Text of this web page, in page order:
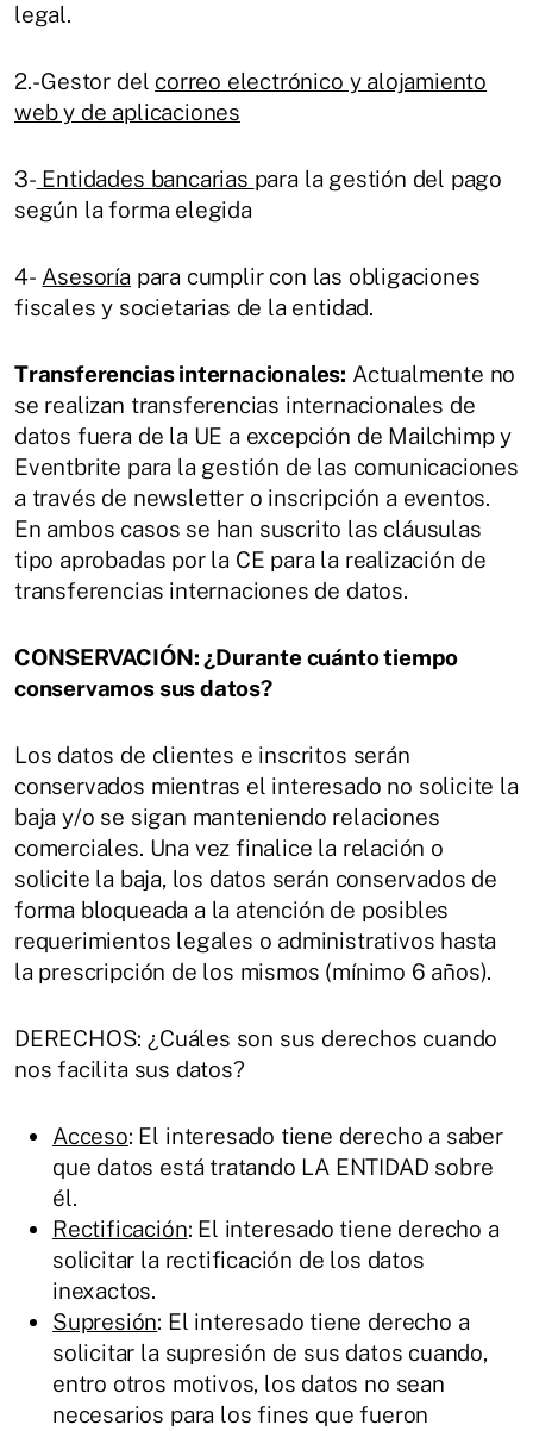
legal.
2.- Gestor del correo electrónico y alojamiento
web y de aplicaciones
3- Entidades bancarias para la gestión del pago
según la forma elegida
4- Asesoría para cumplir con las obligaciones
fiscales y societarias de la entidad.
Transferencias internacionales: Actualmente no
se realizan transferencias internacionales de
datos fuera de la UE a excepción de Mailchimp y
Eventbrite para la gestión de las comunicaciones
a través de newsletter o inscripción a eventos.
En ambos casos se han suscrito las cláusulas
tipo aprobadas por la CE para la realización de
transferencias internaciones de datos.
CONSERVACIÓN: ¿Durante cuánto tiempo
conservamos sus datos?
Los datos de clientes e inscritos serán
conservados mientras el interesado no solicite la
baja y/o se sigan manteniendo relaciones
comerciales. Una vez finalice la relación o
solicite la baja, los datos serán conservados de
forma bloqueada a la atención de posibles
requerimientos legales o administrativos hasta
la prescripción de los mismos (mínimo 6 años).
DERECHOS: ¿Cuáles son sus derechos cuando
nos facilita sus datos?
Acceso: El interesado tiene derecho a saber
que datos está tratando LA ENTIDAD sobre
él.
Rectificación: El interesado tiene derecho a
solicitar la rectificación de los datos
inexactos.
Supresión: El interesado tiene derecho a
solicitar la supresión de sus datos cuando,
entro otros motivos, los datos no sean
necesarios para los fines que fueron